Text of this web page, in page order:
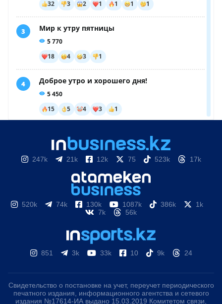
247k 21k 12k 75 523k 17k
520k 74k 130k 1087k 386k
1k
7k
56k
851 3k 33k 10 9k 24
Свидетельство о постановке на учет, переучет периодического
печатного издания, информационного агентства и сетевого
издания №17614-ИА выдано 15.03.2019 Комитетом связи,